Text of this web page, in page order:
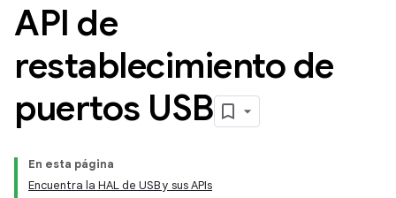
API de
restablecimiento de
puertos USB
En esta página
Encuentra la HAL de USB y sus APIs